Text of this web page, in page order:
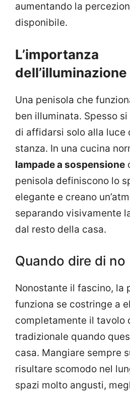
aumentando la
disponibile.
L’importanza
Una penisola che
ben illuminata. Spesso si
di affidarsi solo alla luce
stanza. In una cucina
lampade a sospensione
penisola definiscono lo
elegante e creano
separando visivamente
dal resto della casa.
Quando dire di no
Nonostante il fascino, la
funziona se costringe a
completamente il tavolo
tradizionale quando
casa. Mangiare sempre
risultare scomodo nel
spazi molto angusti,